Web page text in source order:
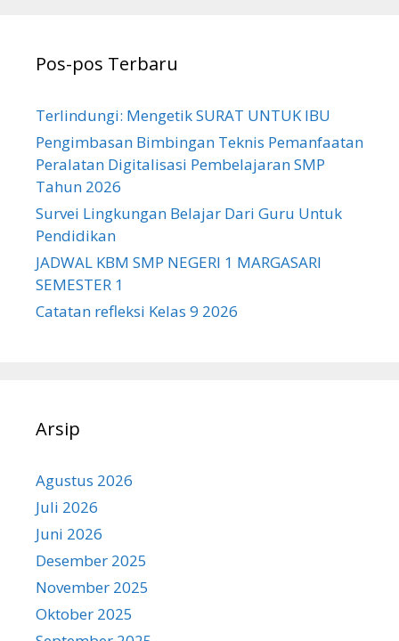
Pos-pos Terbaru
Terlindungi: Mengetik SURAT UNTUK IBU
Pengimbasan Bimbingan Teknis Pemanfaatan
Peralatan Digitalisasi Pembelajaran SMP
Tahun 2026
Survei Lingkungan Belajar Dari Guru Untuk
Pendidikan
JADWAL KBM SMP NEGERI 1 MARGASARI
SEMESTER 1
Catatan refleksi Kelas 9 2026
Arsip
Agustus 2026
Juli 2026
Juni 2026
Desember 2025
November 2025
Oktober 2025